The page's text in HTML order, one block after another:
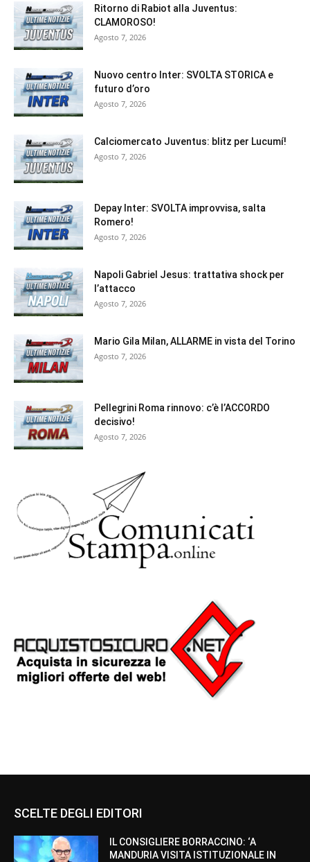
Ritorno di Rabiot alla Juventus:
CLAMOROSO!
Agosto 7, 2026
Nuovo centro Inter: SVOLTA STORICA e
futuro d’oro
Agosto 7, 2026
Calciomercato Juventus: blitz per Lucumí!
Agosto 7, 2026
Depay Inter: SVOLTA improvvisa, salta
Romero!
Agosto 7, 2026
Napoli Gabriel Jesus: trattativa shock per
l’attacco
Agosto 7, 2026
Mario Gila Milan, ALLARME in vista del Torino
Agosto 7, 2026
Pellegrini Roma rinnovo: c’è l’ACCORDO
decisivo!
Agosto 7, 2026
SCELTE DEGLI EDITORI
IL CONSIGLIERE BORRACCINO: ‘A
MANDURIA VISITA ISTITUZIONALE IN